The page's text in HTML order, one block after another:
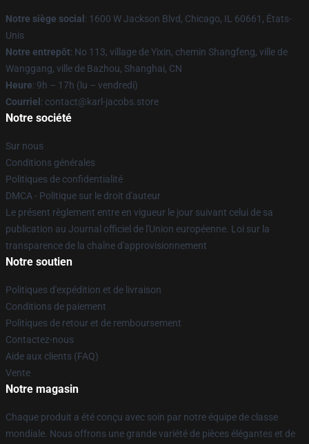
Notre siège social : 1600 W Jackson Blvd, Chicago, IL 60661, États-
Unis
Notre entrepôt: No 113, village de Yixin, chemin Shangfeng, ville de
Wanggang, ville de Bazhou, Shanghai, CN
Heure: 9h – 17h (lu – vendredi)
Courriel : contact@karl-jacobs.store
Notre société
Sur nous
Conditions générales
Politiques de confidentialité
DMCA - Politique sur le droit d'auteur
Le présent règlement entre en vigueur le jour suivant celui de sa
publication au Journal officiel de l'Union européenne. Loi sur la
transparence de la chaîne d'approvisionnement
Notre soutien
Politiques d'expédition et de livraison
Conditions de paiement
Politiques de retour et de remboursement
Contactez-nous
Aide aux clients (FAQ)
Vente
Notre magasin
Chaque produit a été conçu avec soin par notre équipe de classe
mondiale. Nous offrons une grande variété de pièces élégantes et de